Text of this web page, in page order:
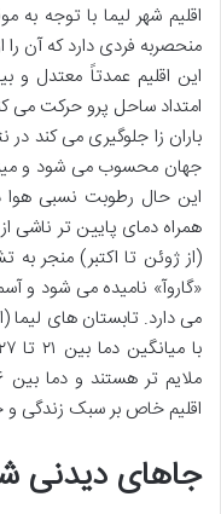
اقلیم شهر لیما با توجه
منحصربه فردی دارد که آن
این اقلیم عمدتاً معتدل و
امتداد ساحل پرو حرکت می
باران زا جلوگیری می کند
جهان محسوب می شود و
این حال رطوبت نسبی هوا
همراه دمای پایین تر ناشی
(از ژوئن تا اکتبر) منجر
«گاروآ» نامیده می شود و
می دارد. تابستان های لیما
اقلیم خاص بر سبک زندگی و
جاهای دیدنی